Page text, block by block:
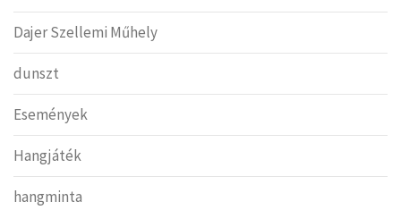
Dajer Szellemi Műhely
dunszt
Események
Hangjáték
hangminta